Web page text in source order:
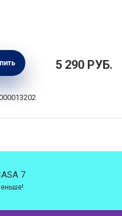
Gastrolux, Дания,
0
5 290 РУБ.
7